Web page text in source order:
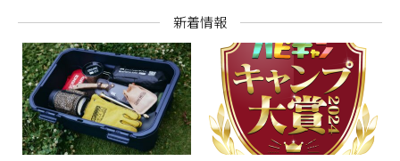
新着情報